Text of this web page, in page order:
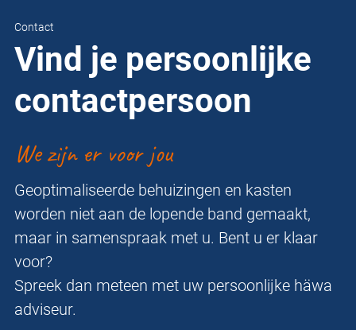
Contact
Vind je persoonlijke
contactpersoon
We zijn er voor jou
Geoptimaliseerde behuizingen en kasten
worden niet aan de lopende band gemaakt,
maar in samenspraak met u. Bent u er klaar
voor?
Spreek dan meteen met uw persoonlijke häwa
adviseur.